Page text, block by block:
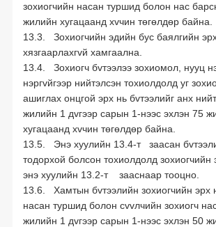
зохиогчийн насан туршид болон нас
жилийн хугацаанд хvчин төгөлдөр байна.
13.3. Зохиогчийн эдийн бус баялгийн
хязгаарлахгvй хамгаална.
13.4. Зохиогч бvтээлээ зохиомол, нууц
нэргvйгээр нийтэлсэн тохиолдолд уг
ашиглах онцгой эрх нь бvтээлийг анх
жилийн 1 дvгээр сарын 1-нээс эхлэн 75
хугацаанд хvчин төгөлдөр байна.
13.5. Энэ хуулийн 13.4-т заасан
тодорхой болсон тохиолдолд зохиогчийн
энэ хуулийн 13.2-т зааснаар тооцно.
13.6. Хамтын бvтээлийн зохиогчийн эрх
насан туршид болон сvvлчийн зохиогч
жилийн 1 дvгээр сарын 1-нээс эхлэн 50